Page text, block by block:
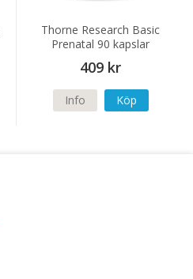
Thorne Research Basic
Prenatal 90 kapslar
409 kr
Info Köp